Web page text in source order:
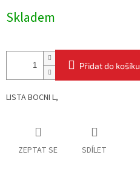
cena:
Skladem
Přidat do košíku
LISTA BOCNI L,
ZEPTAT SE SDÍLET